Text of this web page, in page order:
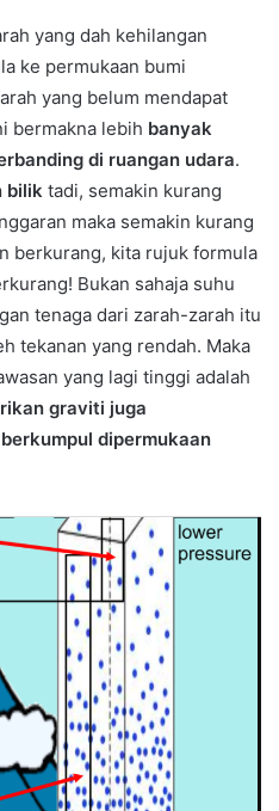
yang dah kehilangan
ke permukaan bumi
yang belum mendapat
bermakna lebih banyak
di ruangan udara.
bilik tadi, semakin kurang
maka semakin kurang
berkurang, kita rujuk formula
Bukan sahaja suhu
tenaga dari zarah-zarah itu
tekanan yang rendah. Maka
yang lagi tinggi adalah
graviti juga
dipermukaan